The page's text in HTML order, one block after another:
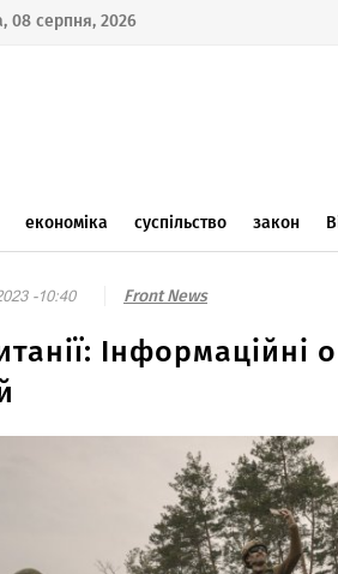
08 серпня, 2026
економіка суспільство закон
-10:40 Front News